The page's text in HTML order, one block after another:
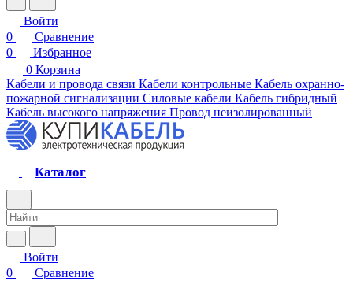
Войти
0
Сравнение
0
Избранное
0 Корзина
Кабели и провода связи Кабели контрольные Кабель охранно-
пожарной сигнализации Силовые кабели Кабель гибридный
Кабель высокого напряжения Провод неизолированный
Каталог
Войти
0
Сравнение